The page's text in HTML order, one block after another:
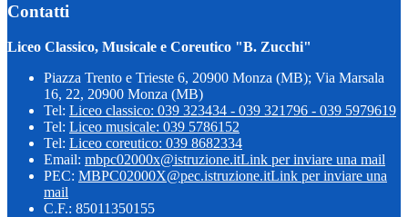
Contatti
Liceo Classico, Musicale e Coreutico "B. Zucchi"
Piazza Trento e Trieste 6, 20900 Monza (MB); Via Marsala
16, 22, 20900 Monza (MB)
Tel: Liceo classico: 039 323434 - 039 321796 - 039 5979619
Tel: Liceo musicale: 039 5786152
Tel: Liceo coreutico: 039 8682334
Email: mbpc02000x@istruzione.itLink per inviare una mail
PEC: MBPC02000X@pec.istruzione.itLink per inviare una
mail
C.F.: 85011350155